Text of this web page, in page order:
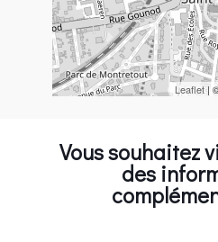
Leaflet|
Vous souhaitez
des